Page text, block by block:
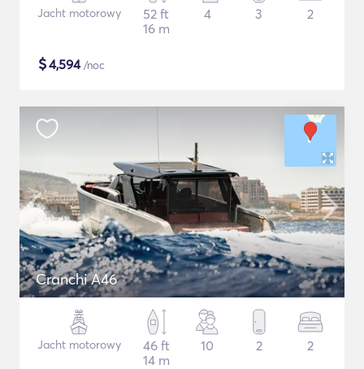
Jacht motorowy
52 ft
16 m
4 3 2
$4,594/noc
Cranchi A46
Jacht motorowy
46 ft
14 m
10 2 2